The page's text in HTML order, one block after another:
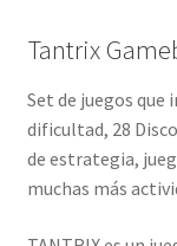
Tantrix
Set de juegos que
dificultad, 28
de estrategia,
muchas más